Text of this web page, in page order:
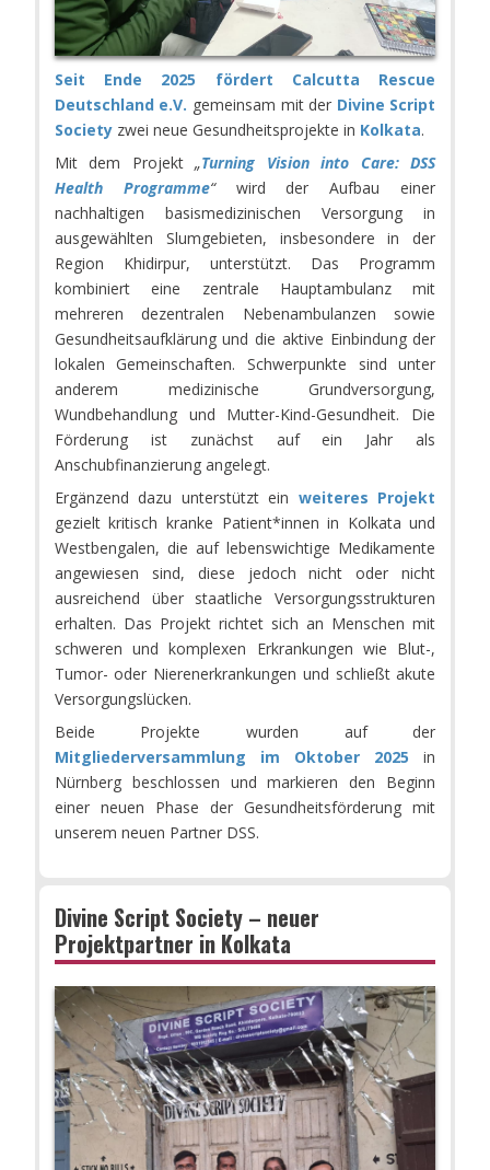
Seit Ende 2025 fördert Calcutta Rescue
Deutschland e.V. gemeinsam mit der Divine Script
Societyzwei neue Gesundheitsprojekte in Kolkata.
Mit dem Projekt„Turning Vision into Care: DSS
Health Programme“wird der Aufbau einer
nachhaltigen basismedizinischen Versorgung in
ausgewählten Slumgebieten, insbesondere in der
Region Khidirpur, unterstützt. Das Programm
kombiniert eine zentrale Hauptambulanz mit
mehreren dezentralen Nebenambulanzen sowie
Gesundheitsaufklärung und die aktive Einbindung der
lokalen Gemeinschaften. Schwerpunkte sind unter
anderem medizinische Grundversorgung,
Wundbehandlung und Mutter-Kind-Gesundheit. Die
Förderung ist zunächst auf ein Jahr als
Anschubfinanzierung angelegt.
Ergänzend dazu unterstützt ein weiteres Projekt
gezielt kritisch kranke Patient*innen in Kolkata und
Westbengalen, die auf lebenswichtige Medikamente
angewiesen sind, diese jedoch nicht oder nicht
ausreichend über staatliche Versorgungsstrukturen
erhalten. Das Projekt richtet sich an Menschen mit
schweren und komplexen Erkrankungen wie Blut-,
Tumor- oder Nierenerkrankungen und schließt akute
Versorgungslücken.
Beide Projekte wurden auf der
Mitgliederversammlung im Oktober 2025 in
Nürnberg beschlossen und markieren den Beginn
einer neuen Phase der Gesundheitsförderung mit
unserem neuen Partner DSS.
Divine Script Society – neuer
Projektpartner in Kolkata